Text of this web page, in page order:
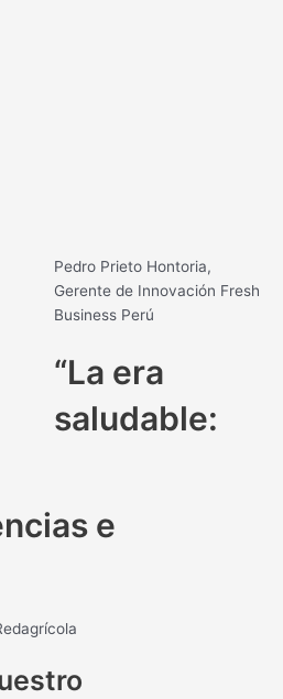
Pedro Prieto Hontoria,
Gerente de Innovación Fresh
Business Perú
“La era
saludable:
e